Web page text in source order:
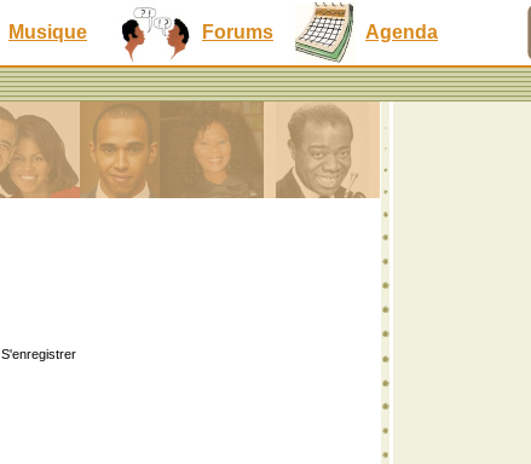
Musique Forums Agenda
S'enregistrer